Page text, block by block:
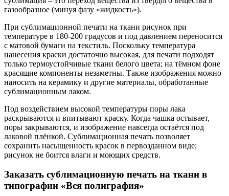
газообразное (минуя фазу «жидкость»).
При сублимационной печати на ткани рисунок при
температуре в 180-200 градусов и под давлением переносится
с матовой бумаги на текстиль. Поскольку температура
нанесения краски достаточно высокая, для печати подходят
только термоустойчивые ткани белого цвета; на тёмном фоне
красящие компоненты незаметны. Также изображения можно
наносить на керамику и другие материалы, обработанные
сублимационным лаком.
Под воздействием высокой температуры поры лака
раскрываются и впитывают краску. Когда чашка остывает,
поры закрываются, и изображение навсегда остаётся под
лаковой плёнкой. Сублимационная печать позволяет
сохранить насыщенность красок в первозданном виде;
рисунок не боится влаги и моющих средств.
Заказать сублимационную печать на ткани в
типографии «Вся полиграфия»